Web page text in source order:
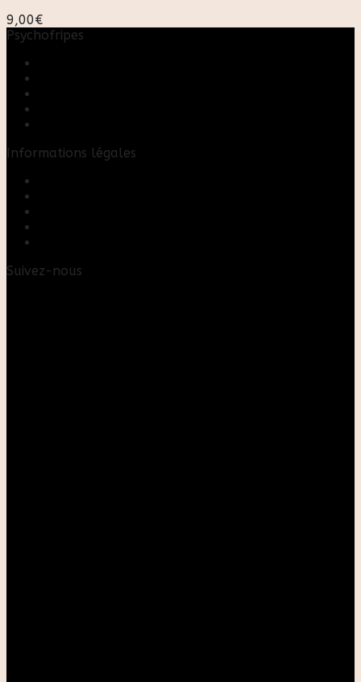
9,00€
Psychofripes
Informations légales
Suivez-nous